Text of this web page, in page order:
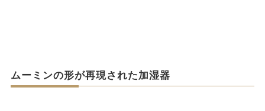
ムーミンの形が再現された加湿器